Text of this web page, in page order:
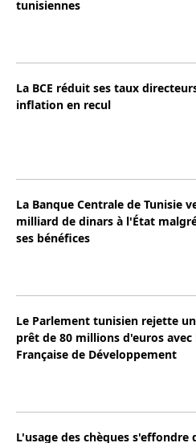
tunisiennes
La BCE réduit ses taux
inflation en recul
La Banque Centrale de Tunisie
milliard de dinars à l'État
ses bénéfices
Le Parlement tunisien rejette
prêt de 80 millions d'euros avec
Française de Développement
L'usage des chèques s'effondre